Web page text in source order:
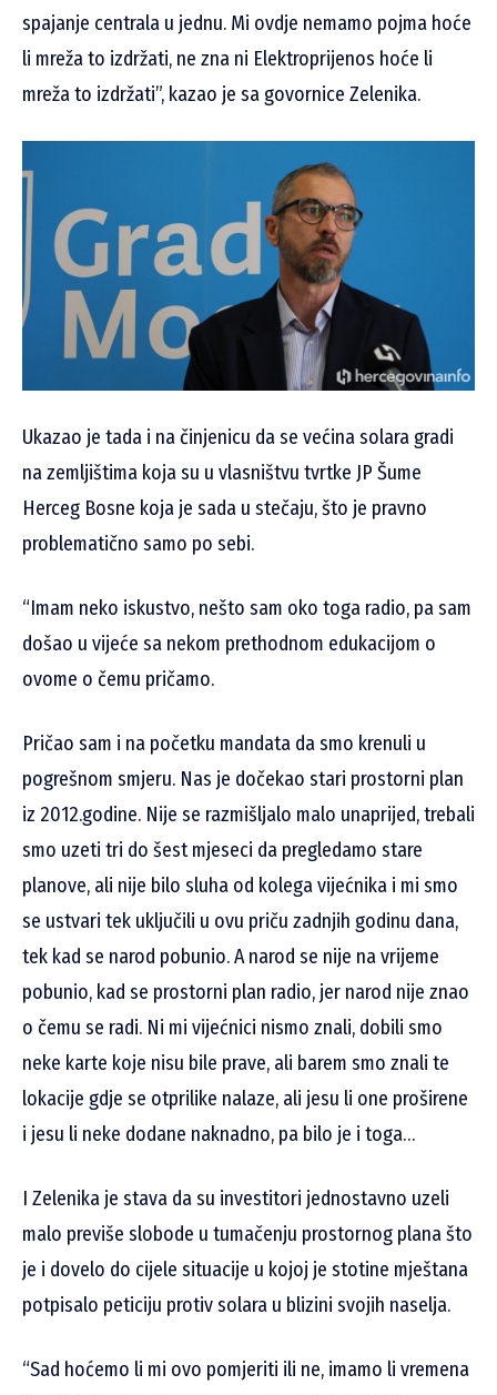
spajanje centrala u jednu. Mi ovdje nemamo pojma hoće
li mreža to izdržati, ne zna ni Elektroprijenos hoće li
mreža to izdržati”, kazao je sa govornice Zelenika.
Ukazao je tada i na činjenicu da se većina solara gradi
na zemljištima koja su u vlasništvu tvrtke JP Šume
Herceg Bosne koja je sada u stečaju, što je pravno
problematično samo po sebi.
“Imam neko iskustvo, nešto sam oko toga radio, pa sam
došao u vijeće sa nekom prethodnom edukacijom o
ovome o čemu pričamo.
Pričao sam i na početku mandata da smo krenuli u
pogrešnom smjeru. Nas je dočekao stari prostorni plan
iz 2012.godine. Nije se razmišljalo malo unaprijed, trebali
smo uzeti tri do šest mjeseci da pregledamo stare
planove, ali nije bilo sluha od kolega vijećnika i mi smo
se ustvari tek uključili u ovu priču zadnjih godinu dana,
tek kad se narod pobunio. A narod se nije na vrijeme
pobunio, kad se prostorni plan radio, jer narod nije znao
o čemu se radi. Ni mi vijećnici nismo znali, dobili smo
neke karte koje nisu bile prave, ali barem smo znali te
lokacije gdje se otprilike nalaze, ali jesu li one proširene
i jesu li neke dodane naknadno, pa bilo je i toga…
I Zelenika je stava da su investitori jednostavno uzeli
malo previše slobode u tumačenju prostornog plana što
je i dovelo do cijele situacije u kojoj je stotine mještana
potpisalo peticiju protiv solara u blizini svojih naselja.
“Sad hoćemo li mi ovo pomjeriti ili ne, imamo li vremena